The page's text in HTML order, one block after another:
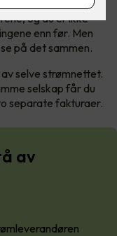
og du er ikke
enn før. Men
på det sammen.
selve strømnettet.
selskap får du
separate fakturaer.
av